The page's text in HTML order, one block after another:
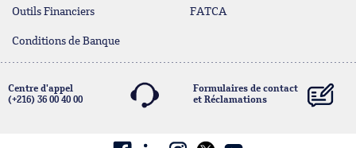
Outils Financiers FATCA
Conditions de Banque
Centre d'appel
(+216) 36 00 40 00
Formulaires de contact
et Réclamations